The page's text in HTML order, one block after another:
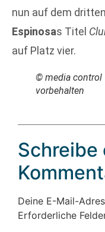
nun auf dem
Espinosas Titel
auf Platz vier.
© media control
vorbehalten
Schreibe
Deine E-Mail-
Erforderliche